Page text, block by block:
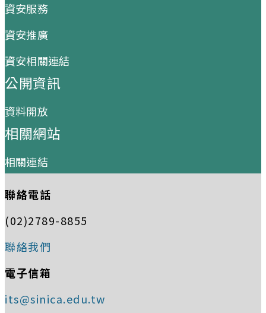
資安服務
資安推廣
資安相關連結
公開資訊
資料開放
相關網站
相關連結
聯絡電話
(02)2789-8855
聯絡我們
電子信箱
its@sinica.edu.tw